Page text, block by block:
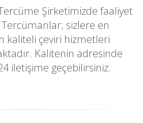
Şirketimizde faaliyet
sizlere en
kaliteli çeviri hizmetleri
Kalitenin adresinde
iletişime geçebilirsiniz.